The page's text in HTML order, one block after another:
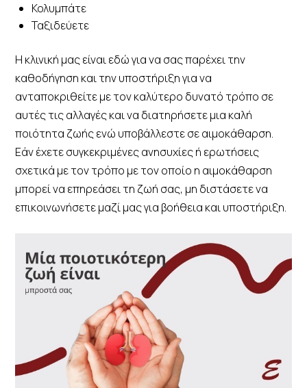
Κολυμπάτε
Ταξιδεύετε
Η κλινική μας είναι εδώ για να σας παρέχει την
καθοδήγηση και την υποστήριξη για να
ανταποκριθείτε με τον καλύτερο δυνατό τρόπο σε
αυτές τις αλλαγές και να διατηρήσετε μια καλή
ποιότητα ζωής ενώ υποβάλλεστε σε αιμοκάθαρση.
Εάν έχετε συγκεκριμένες ανησυχίες ή ερωτήσεις
σχετικά με τον τρόπο με τον οποίο η αιμοκάθαρση
μπορεί να επηρεάσει τη ζωή σας, μη διστάσετε να
επικοινωνήσετε μαζί μας για βοήθεια και υποστήριξη.